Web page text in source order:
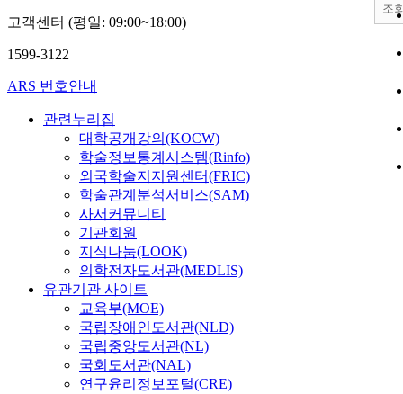
조
고객센터 (평일: 09:00~18:00)
1599-3122
ARS 번호안내
관련누리집
대학공개강의(KOCW)
학술정보통계시스템(Rinfo)
외국학술지지원센터(FRIC)
학술관계분석서비스(SAM)
사서커뮤니티
기관회원
지식나눔(LOOK)
의학전자도서관(MEDLIS)
유관기관 사이트
교육부(MOE)
국립장애인도서관(NLD)
국립중앙도서관(NL)
국회도서관(NAL)
연구윤리정보포털(CRE)